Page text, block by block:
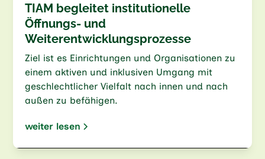
TIAM begleitet institutionelle
Öffnungs- und
Weiterentwicklungsprozesse
Ziel ist es Einrichtungen und Organisationen zu
einem aktiven und inklusiven Umgang mit
geschlechtlicher Vielfalt nach innen und nach
außen zu befähigen.
weiter lesen